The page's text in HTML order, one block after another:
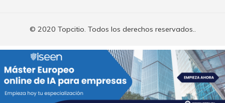
© 2020 Topcitio. Todos los derechos reservados..